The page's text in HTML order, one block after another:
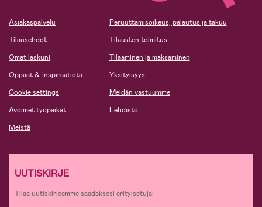
Asiakaspalvelu
Tilausehdot
Omat laskuni
Oppaat & Inspiraatiota
Cookie settings
Avoimet työpaikat
Meistä
Peruuttamisoikeus, palautus ja takuu
Tilausten toimitus
Tilaaminen ja maksaminen
Yksityisyys
Meidän vastuumme
Lehdistö
UUTISKIRJE
Tilaa uutiskirjeemme saadaksesi erityisetuja!